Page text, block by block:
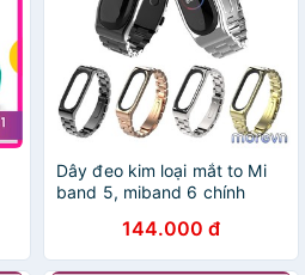
Dây đeo kim loại mắt to Mi
band 5, miband 6 chính
loại thay thế mi band 6,
miband 5 (Mijobs)
144.000 đ